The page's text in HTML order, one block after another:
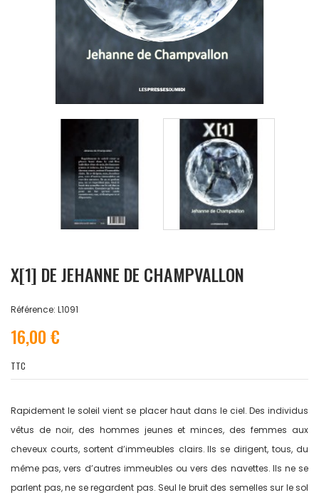
X[1] DE JEHANNE DE CHAMPVALLON
Référence: L1091
16,00 €
TTC
Rapidement le soleil vient se placer haut dans le ciel. Des individus
vêtus de noir, des hommes jeunes et minces, des femmes aux
cheveux courts, sortent d’immeubles clairs. Ils se dirigent, tous, du
même pas, vers d’autres immeubles ou vers des navettes. Ils ne se
parlent pas, ne se regardent pas. Seul le bruit des semelles sur le sol